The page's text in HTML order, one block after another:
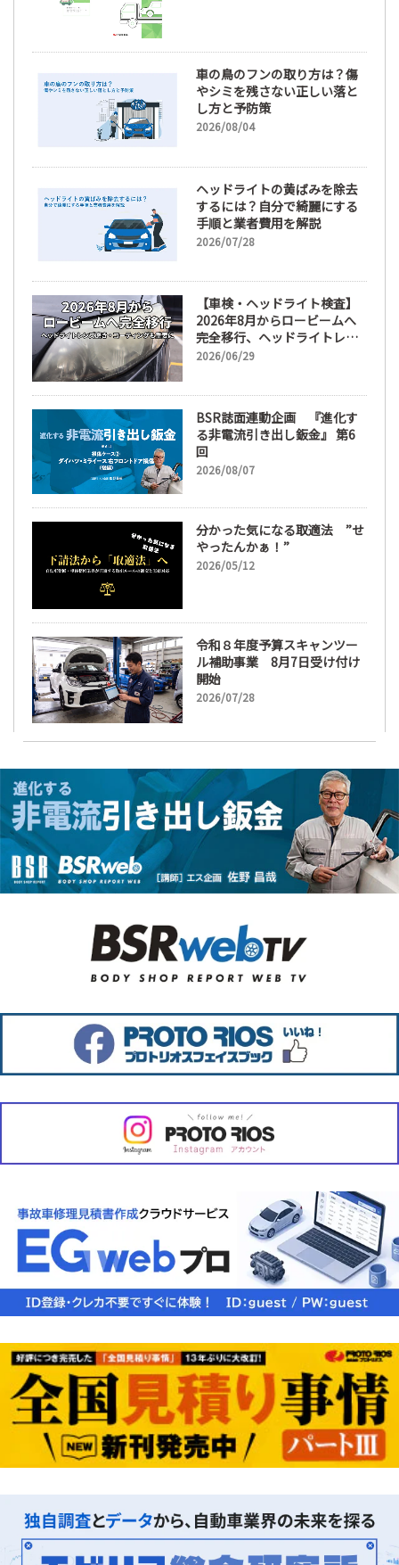
車の鳥のフンの取り方は？傷
やシミを残さない正しい落と
し方と予防策
2026/08/04
ヘッドライトの黄ばみを除去
するには？自分で綺麗にする
手順と業者費用を解説
2026/07/28
【車検・ヘッドライト検査】
2026年8月からロービームへ
完全移行、ヘッドライトレン
ズ磨き・コーティングも重要
2026/06/29
BSR誌面連動企画 『進化す
る非電流引き出し鈑金』 第6
回
2026/08/07
分かった気になる取適法 ”せ
やったんかぁ！”
2026/05/12
令和８年度予算スキャンツー
ル補助事業 8月7日受け付け
開始
2026/07/28